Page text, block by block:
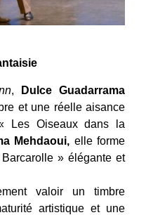
,
Dulce Guadarrama
et une réelle aisance
Les Oiseaux dans la
Mehdaoui, elle forme
» élégante et
valoir un timbre
artistique et une